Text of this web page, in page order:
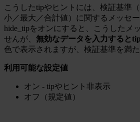
こうしたtipやヒントには、検証基準
小／最大／合計値）に関するメッセー
hide_tipをオンにすると、こうしたメ
せんが、 無効なデータを入力すると
色で表示されますが、検証基準を満
利用可能な設定値
オン - tipやヒント非表示
オフ（規定値）